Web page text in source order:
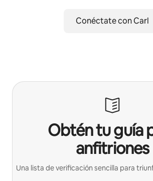
Conéctate con Carl
Obtén tu guía
anfitriones
Una lista de verificación sencilla para